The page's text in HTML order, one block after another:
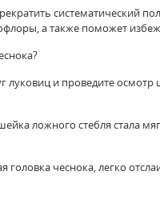
систематический
а также поможет
луковиц и проведите осмотр
ложного стебля стала
головка чеснока, легко